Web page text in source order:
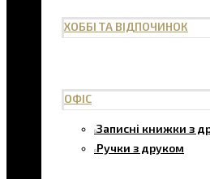
ХОББІ ТА ВІДПОЧИНОК
ОФІС
Записні книжки з
Ручки з друком